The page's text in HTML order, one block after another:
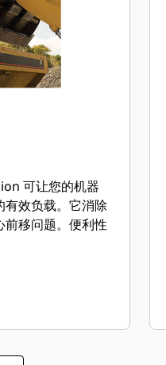
可让您的机器
效负载。它消除
前移问题。便利性